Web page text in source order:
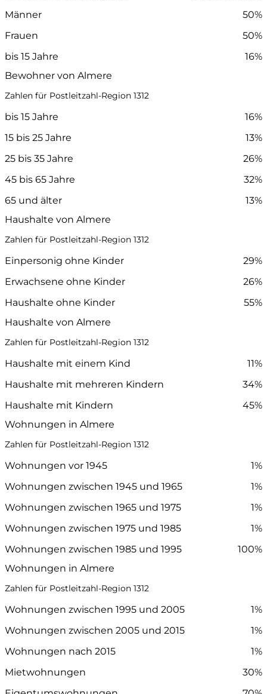
Männer
50%
Frauen
50%
bis 15 Jahre
16%
Bewohner von Almere
Zahlen für Postleitzahl-Region 1312
bis 15 Jahre
16%
15 bis 25 Jahre
13%
25 bis 35 Jahre
26%
45 bis 65 Jahre
32%
65 und älter
13%
Haushalte von Almere
Zahlen für Postleitzahl-Region 1312
Einpersonig ohne Kinder
29%
Erwachsene ohne Kinder
26%
Haushalte ohne Kinder
55%
Haushalte von Almere
Zahlen für Postleitzahl-Region 1312
Haushalte mit einem Kind
11%
Haushalte mit mehreren Kindern
34%
Haushalte mit Kindern
45%
Wohnungen in Almere
Zahlen für Postleitzahl-Region 1312
Wohnungen vor 1945
1%
Wohnungen zwischen 1945 und 1965
1%
Wohnungen zwischen 1965 und 1975
1%
Wohnungen zwischen 1975 und 1985
1%
Wohnungen zwischen 1985 und 1995
100%
Wohnungen in Almere
Zahlen für Postleitzahl-Region 1312
Wohnungen zwischen 1995 und 2005
1%
Wohnungen zwischen 2005 und 2015
1%
Wohnungen nach 2015
1%
Mietwohnungen
30%